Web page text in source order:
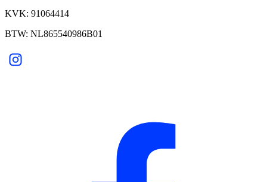
KVK: 91064414
BTW: NL865540986B01